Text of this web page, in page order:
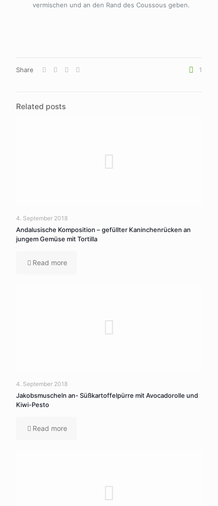
vermischen und an den Rand des Coussous geben.
Share 1
Related posts
4. September 2018
Andalusische Komposition – gefüllter Kaninchenrücken an
jungem Gemüse mit Tortilla
Read more
4. September 2018
Jakobsmuscheln an- Süßkartoffelpürre mit Avocadorolle und
Kiwi-Pesto
Read more